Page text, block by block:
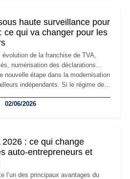
haute surveillance pour
ce qui va changer pour les
évolution de la franchise de TVA,
numérisation des déclarations…
nouvelle étape dans la modernisation
indépendants. Si le régime de
s'adapter à un environnement
02/06/2026
: ce qui change
auto-entrepreneurs et
l’un des principaux avantages du